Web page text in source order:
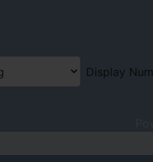
Display Num